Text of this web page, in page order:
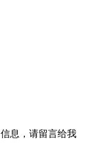
息，请留言给我